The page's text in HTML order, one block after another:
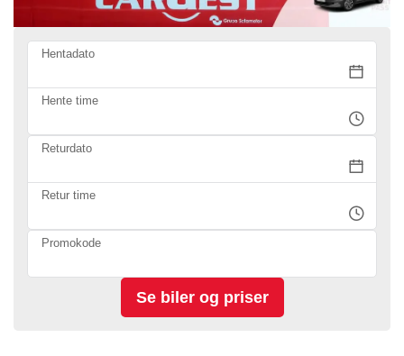
Hentadato
Hente time
Returdato
Retur time
Promokode